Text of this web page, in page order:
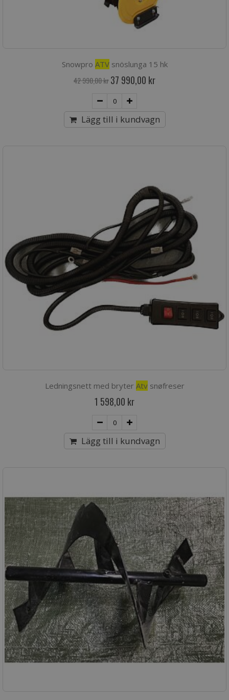
Snowpro ATVsnöslunga 15 hk
42 990,00 kr Special
Price
37 990,00 kr
Lägg till i kundvagn
Ledningsnett med bryter Atv snøfreser
1 598,00 kr
Lägg till i kundvagn